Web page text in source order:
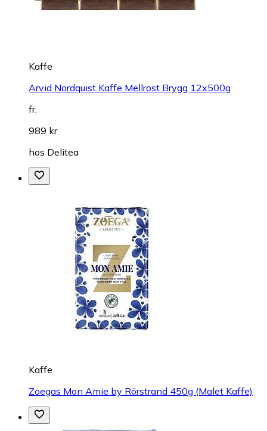
Kaffe
Arvid Nordquist Kaffe Mellrost Brygg 12x500g
fr.
989 kr
hos Delitea
Kaffe
Zoegas Mon Amie by Rörstrand 450g (Malet Kaffe)